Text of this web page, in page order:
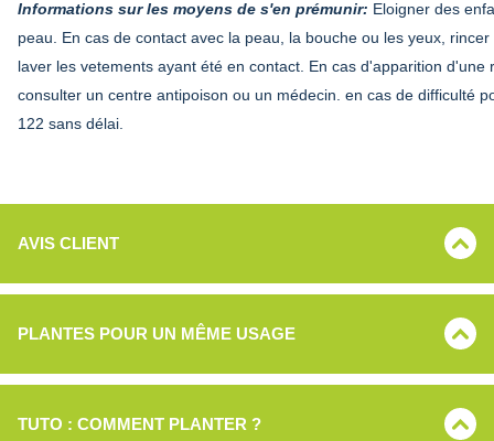
Informations sur les moyens de s'en prémunir: Eloigner des
peau.
En cas de contact avec la peau, la bouche ou les yeux,
laver les vetements ayant été en contact. En cas d'apparition d'une
consulter un centre antipoison ou un médecin. en cas de difficulté
122 sans délai.
AVIS CLIENT
PLANTES POUR UN MÊME USAGE
TUTO : COMMENT PLANTER ?